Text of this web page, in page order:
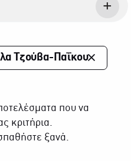
Τζούβα-Παΐκου
που να
κριτήρια.
ξανά.